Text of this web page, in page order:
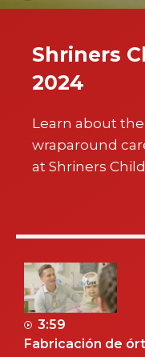
Shriners
2024
Learn about
wraparound
at Shriners
3:59
Fabricación de